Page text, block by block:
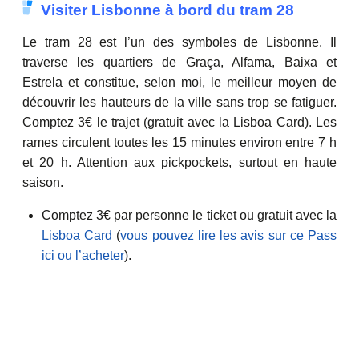
Visiter Lisbonne à bord du tram 28
Le tram 28 est l’un des symboles de Lisbonne. Il
traverse les quartiers de Graça, Alfama, Baixa et
Estrela et constitue, selon moi, le meilleur moyen de
découvrir les hauteurs de la ville sans trop se fatiguer.
Comptez 3€ le trajet (gratuit avec la Lisboa Card). Les
rames circulent toutes les 15 minutes environ entre 7 h
et 20 h. Attention aux pickpockets, surtout en haute
saison.
Comptez 3€ par personne le ticket ou gratuit avec la
Lisboa Card (vous pouvez lire les avis sur ce Pass
ici ou l’acheter).